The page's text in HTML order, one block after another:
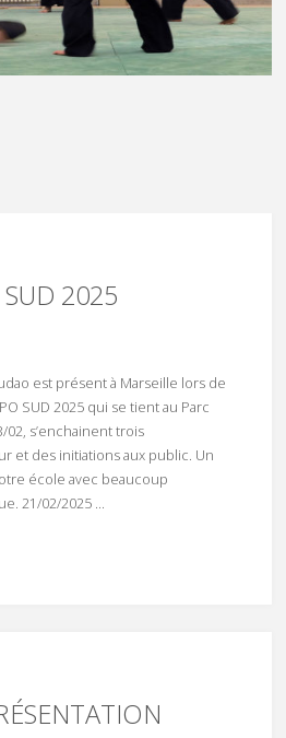
SUD 2025
est présent à Marseille lors de
SUD 2025 qui se tient au Parc
02, s’enchainent trois
et des initiations aux public. Un
école avec beaucoup
21/02/2025 …